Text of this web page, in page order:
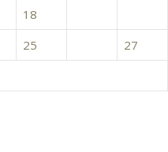
18
25
27